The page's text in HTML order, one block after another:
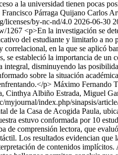
a la universidad tienen pocas
Párraga Quijano Carlos
by-nc-nd/4.0 2026-06-30
1267 <p>En la investigación se
del estudiante y limitarlo a
en la que se aplicó
se estableció la importancia de
integral, disminuyendo las
sobre la situación
p> Máximo Fernando
Cinthya Albiño Estrada, Miguel
myjournal/index.php/sinapsis/
de la Casa de Acogida Paula,
estuvo conformada por 10
de comprensión lectora, que
Los resultados evidencian
de contenidos